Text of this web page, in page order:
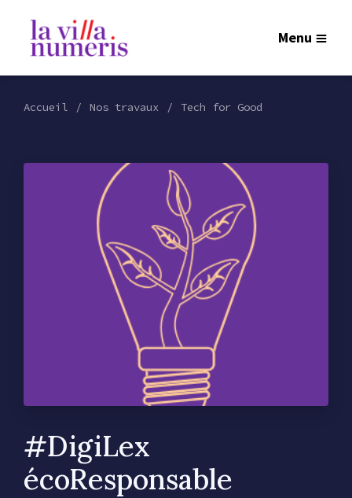
Menu
Accueil Nos travaux Tech for Good
#DigiLex
écoResponsable